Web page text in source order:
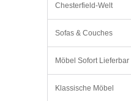
Chesterfield-Welt
Sofas & Couches
Möbel Sofort Lieferbar
Klassische Möbel